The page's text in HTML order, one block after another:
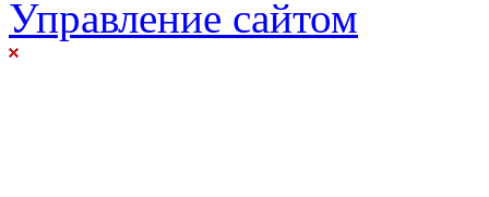
Управление сайтом